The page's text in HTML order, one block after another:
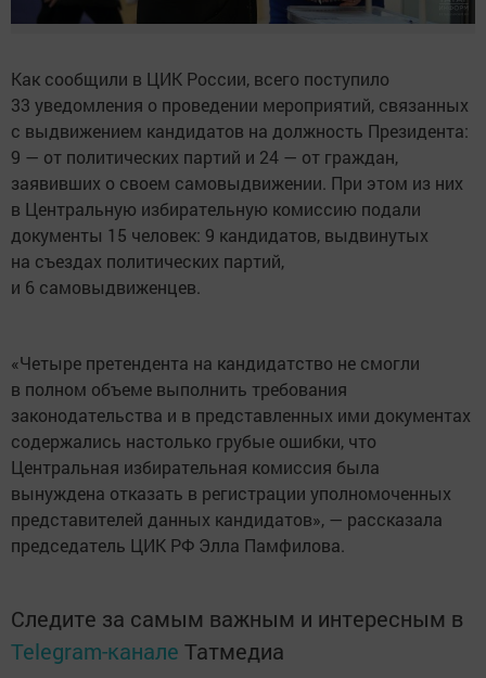
Как сообщили в ЦИК России, всего поступило
33 уведомления о проведении мероприятий, связанных
с выдвижением кандидатов на должность Президента:
9 — от политических партий и 24 — от граждан,
заявивших о своем самовыдвижении. При этом из них
в Центральную избирательную комиссию подали
документы 15 человек: 9 кандидатов, выдвинутых
на съездах политических партий,
и 6 самовыдвиженцев.
«Четыре претендента на кандидатство не смогли
в полном объеме выполнить требования
законодательства и в представленных ими документах
содержались настолько грубые ошибки, что
Центральная избирательная комиссия была
вынуждена отказать в регистрации уполномоченных
представителей данных кандидатов», — рассказала
председатель ЦИК РФ Элла Памфилова.
Следите за самым важным и интересным в
Telegram-канале Татмедиа